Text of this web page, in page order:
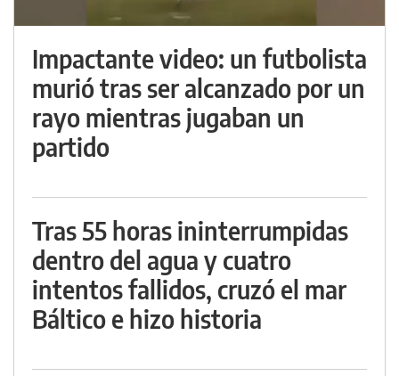
Impactante video: un futbolista
murió tras ser alcanzado por un
rayo mientras jugaban un
partido
Tras 55 horas ininterrumpidas
dentro del agua y cuatro
intentos fallidos, cruzó el mar
Báltico e hizo historia